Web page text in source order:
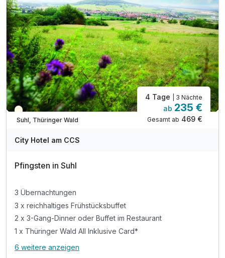
* Fahrt mit der Thüringer Bergbahn
* und vieles mehr!
inkl. WLAN
Saisonal verfügbar
Suhl, Thüringer Wald
4 Tage | 3 Nächte
ab 235 €
Gesamt ab 469 €
City Hotel am CCS
Pfingsten in Suhl
3 Übernachtungen
3 x reichhaltiges Frühstücksbuffet
2 x 3-Gang-Dinner oder Buffet im Restaurant
1 x Thüringer Wald All Inklusive Card*
Alle Inklusivleistungen
6 weitere anzeigen